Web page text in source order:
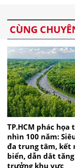
CÙNG
TP.HCM phác họa
nhìn 100 năm:
đa trung tâm, kết
biển, dẫn dắt tăng
trưởng khu vực